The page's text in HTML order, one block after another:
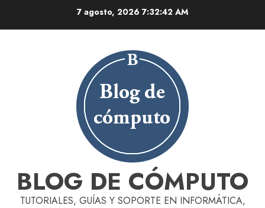
7 agosto, 2026 7:32:43 AM
BLOG DE CÓMPUTO
TUTORIALES, GUÍAS Y SOPORTE EN INFORMÁTICA,